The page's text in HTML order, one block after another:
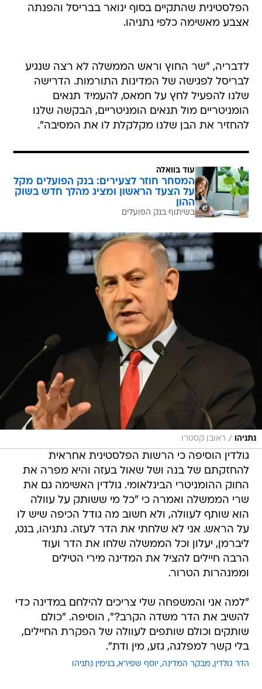
הפלסטינית שהתקיים בסוף ינואר בבריסל והפנתה
אצבע מאשימה כלפי נתניהו.
לדבריה, "שר החוץ וראש הממשלה לא רצה שנגיע
לבריסל לפגישה של המדינות התורמות. הדרישה
שלנו להפעיל לחץ על חמאס, להעמיד תנאים
הומניטריים מול תנאים הומניטריים, הבקשה שלנו
להחזיר את הבן שלנו מקלקלת לו את המסיבה".
עוד בוואלה
המסחר חוזר לצעירים: בנק הפועלים מקל
על הצעד הראשון ומציג מהלך חדש בשוק
ההון
בשיתוף בנק הפועלים
נתניהו / ראובן קסטרו
גולדין הוסיפה כי הרשות הפלסטינית אחראית
להחזקתם של בנה ושל שאול בעזה והיא מפרה את
החוק ההומניטרי הבינלאומי. גולדין האשימה גם את
שרי הממשלה ואמרה כי "כל מי ששותק על עוולה
הוא שותף לעוולה, ולא חשוב מה גודל הכיפה שיש לו
על הראש. אני לא שלחתי את הדר לעזה. נתניהו, בנט,
ליברמן, יעלון וכל הממשלה שלחו את הדר ועוד
הרבה חיילים להציל את המדינה מירי הטילים
וממנהרות הטרור.
"למה אני והמשפחה שלי צריכים להילחם במדינה כדי
להשיב את הדר משדה הקרב?", הוסיפה. "כולם
שותקים וכולם שותפים לעוולה של הפקרת החיילים,
בלי קשר למפלגה, גזע, מין ודת".
הדר גולדין מבקר המדינה יוסף שפירא בנימין נתניהו